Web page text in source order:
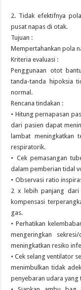
2. Tidak efektifnya
pusat napas di otak.
Tujuan :
Mempertahankan pola
Kriteria evaluasi :
Penggunaan otot
tanda-tanda hipoksia
normal.
Rencana tindakan :
• Hitung pernapasan
dari pasien dapat
lambat meningkatkan
respiratorik.
• Cek pemasangan
dalam pemberian tidal
• Observasi ratio
2 x lebih panjang dari
kompensasi
gas.
• Perhatikan
mengeringkan
meningkatkan resiko
• Cek selang ventilator
menimbulkan tidak
penyebaran udara yang